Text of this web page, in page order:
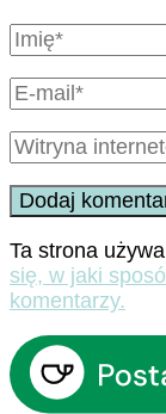
Ta strona
się, w jaki
komentarzy.